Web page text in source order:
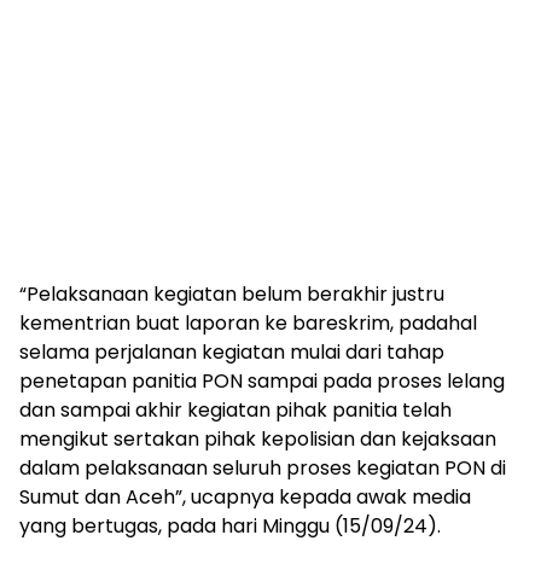
“Pelaksanaan kegiatan belum berakhir justru
kementrian buat laporan ke bareskrim, padahal
selama perjalanan kegiatan mulai dari tahap
penetapan panitia PON sampai pada proses lelang
dan sampai akhir kegiatan pihak panitia telah
mengikut sertakan pihak kepolisian dan kejaksaan
dalam pelaksanaan seluruh proses kegiatan PON di
Sumut dan Aceh”, ucapnya kepada awak media
yang bertugas, pada hari Minggu (15/09/24).